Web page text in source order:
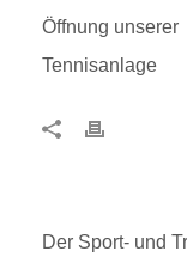
Der Sport- und